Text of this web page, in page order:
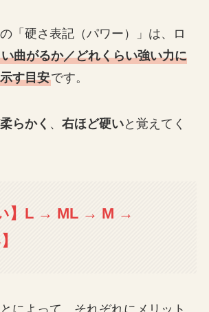
「硬さ表記（パワー）」は、ロ
曲がるか／どれくらい強い力に
す目安です。
らかく 、 右ほど硬いと覚えてく
い】L → ML → M →
によって、それぞれにメリット